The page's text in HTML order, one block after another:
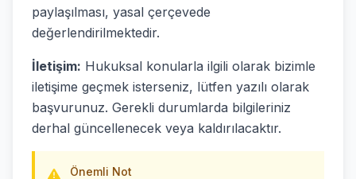
paylaşılması, yasal çerçevede
değerlendirilmektedir.
İletişim: Hukuksal konularla ilgili olarak bizimle
iletişime geçmek isterseniz, lütfen yazılı olarak
başvurunuz. Gerekli durumlarda bilgileriniz
derhal güncellenecek veya kaldırılacaktır.
Önemli Not